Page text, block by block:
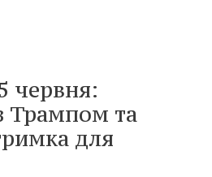
червня:
Трампом та
для